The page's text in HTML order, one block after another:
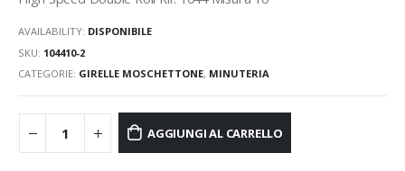
AVAILABILITY: DISPONIBILE
SKU: 104410-2
CATEGORIE: GIRELLE MOSCHETTONE, MINUTERIA
AGGIUNGI AL CARRELLO